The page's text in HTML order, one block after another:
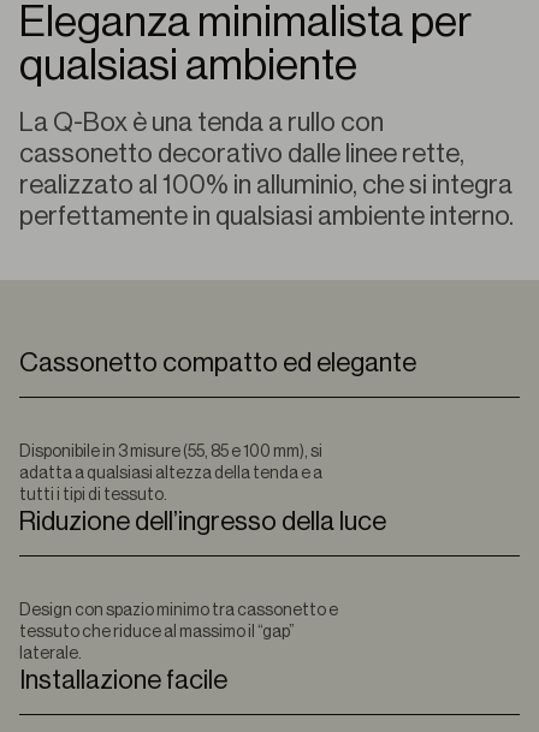
Eleganza minimalista per
qualsiasi ambiente
La Q-Box è una tenda a rullo con
cassonetto decorativo dalle linee rette,
realizzato al 100% in alluminio, che si integra
perfettamente in qualsiasi ambiente interno.
Cassonetto compatto ed elegante
Disponibile in 3 misure (55, 85 e 100 mm), si
adatta a qualsiasi altezza della tenda e a
tutti i tipi di tessuto.
Riduzione dell’ingresso della luce
Design con spazio minimo tra cassonetto e
tessuto che riduce al massimo il “gap”
laterale.
Installazione facile